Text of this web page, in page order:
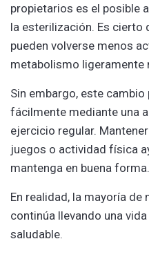
propietarios es el posible
la esterilización. Es cierto
pueden volverse menos
metabolismo ligeramente
Sin embargo, este
fácilmente mediante una
ejercicio regular.
juegos o actividad física
mantenga en buena forma.
En realidad, la mayoría
continúa llevando una
saludable.